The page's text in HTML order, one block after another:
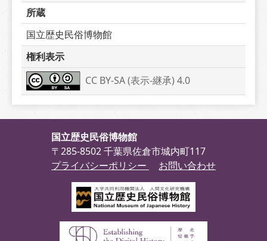
所蔵
国立歴史民俗博物館
権利表示
CC BY-SA (表示-継承) 4.0
国立歴史民俗博物館
〒285-8502 千葉県佐倉市城内町117
プライバシーポリシー
お問い合わせ